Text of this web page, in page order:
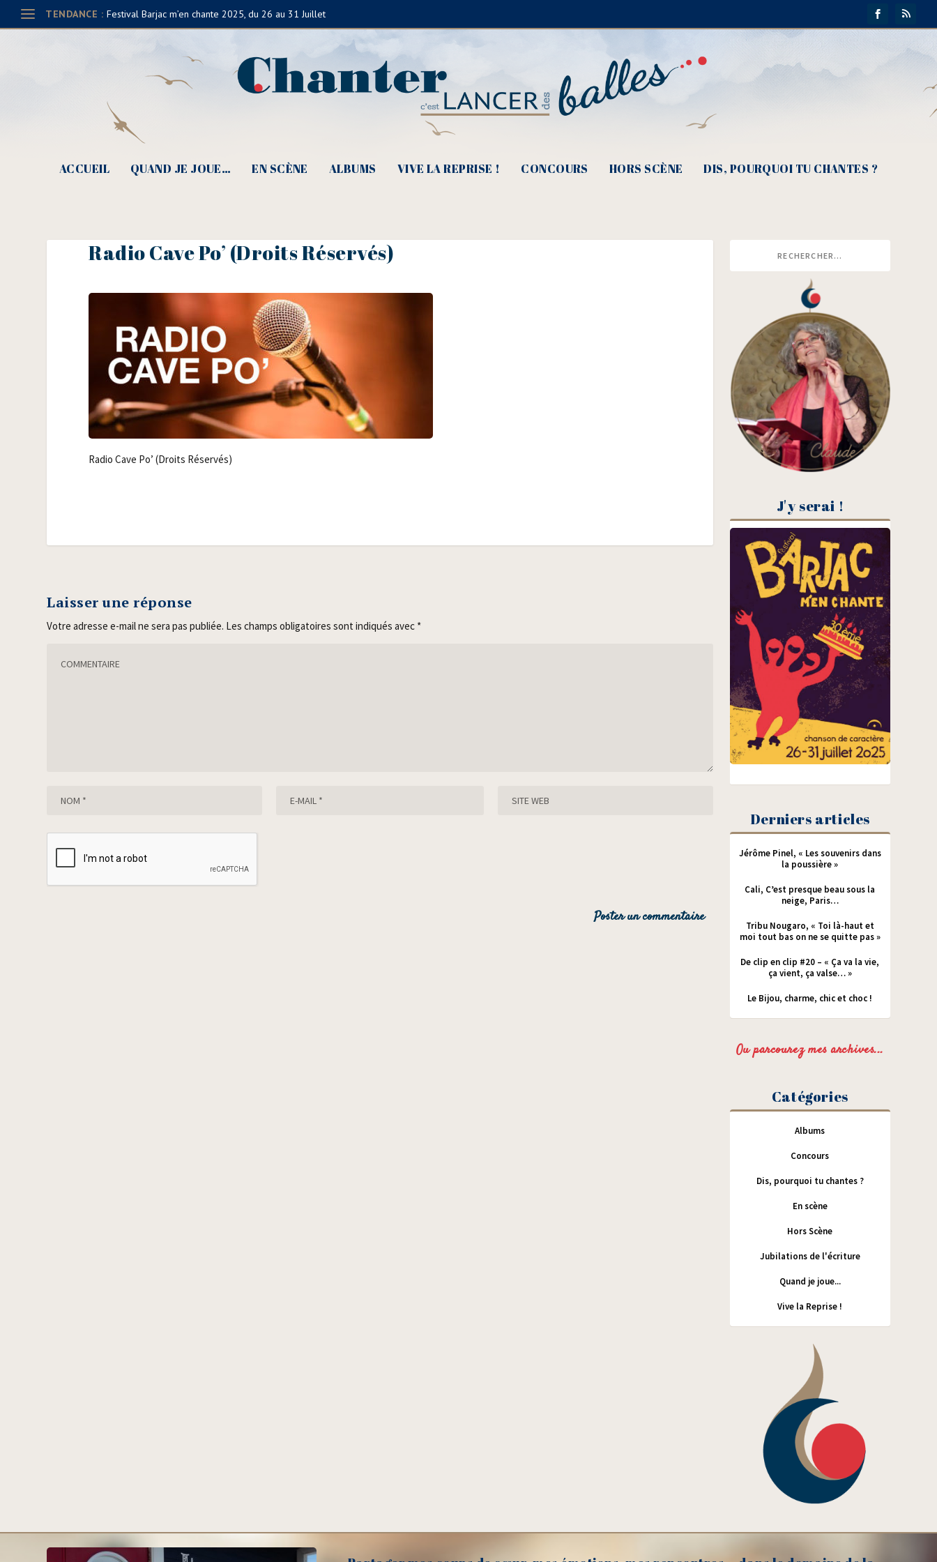
TENDANCE : Festival Barjac m’en chante 2025, du 26 au 31 Juillet
ACCUEIL QUAND JE JOUE… EN SCÈNE ALBUMS VIVE LA REPRISE ! CONCOURS HORS SCÈNE DIS, POURQUOI TU CHANTES ?
Radio Cave Po’ (Droits Réservés)
Radio Cave Po’ (Droits Réservés)
Laisser une réponse
Votre adresse e-mail ne sera pas publiée. Les champs obligatoires sont indiqués avec *
J'y serai !
Derniers articles
Jérôme Pinel, « Les souvenirs dans
la poussière »
Cali, C’est presque beau sous la
neige, Paris…
Tribu Nougaro, « Toi là-haut et
moi tout bas on ne se quitte pas »
De clip en clip #20 – « Ça va la vie,
ça vient, ça valse… »
Le Bijou, charme, chic et choc !
Ou parcourez mes archives...
Catégories
Albums
Concours
Dis, pourquoi tu chantes ?
En scène
Hors Scène
Jubilations de l'écriture
Quand je joue...
Vive la Reprise !